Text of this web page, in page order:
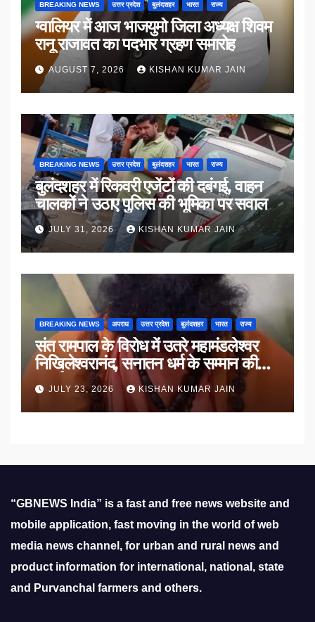
BREAKING NEWS उत्तर प्रदेश बुलंदशहर भारत राज्य
ग्वालियर में आज भाजयुमो जिला अध्यक्ष शिवम
रानू राजावत का पदभार ग्रहण समारोह
AUGUST 7, 2026 KISHAN KUMAR JAIN
BREAKING NEWS उत्तर प्रदेश बुलंदशहर भारत राज्य
बुलंदशहर में रिकवरी एजेंटों की दबंगई, वाहन
चालकों ने उठाए पुलिस की भूमिका पर सवाल
JULY 31, 2026 KISHAN KUMAR JAIN
BREAKING NEWS अपराध उत्तर प्रदेश बुलंदशहर भारत राज्य
संत रामपाल के विरोध में उतरे महामंडलेश्वर
निखिलेश्वरानंद, सनातन धर्म के सम्मान की
उठाई मांग
JULY 23, 2026 KISHAN KUMAR JAIN
“GBNEWS India” is a fast and free news website and
mobile application, fast moving in the world of web
media news channel, for urban and rural news and
product information for international, national, state
and Purvanchal farmers and others.